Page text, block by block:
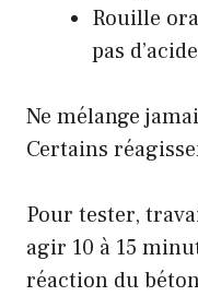
Rouille
pas
Ne mélange
Certains
Pour tester,
agir 10 à 15
réaction du